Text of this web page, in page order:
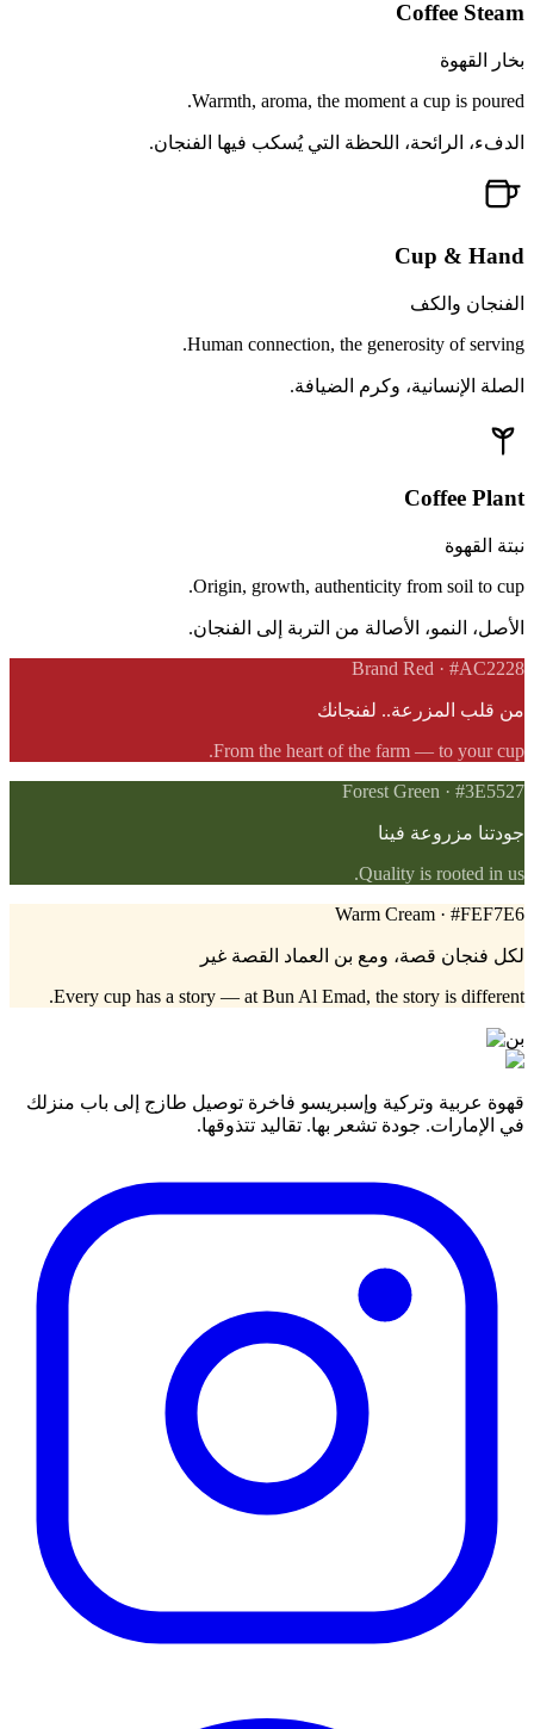
Coffee Steam
بخار القهوة
Warmth, aroma, the moment a cup is poured.
الدفء، الرائحة، اللحظة التي يُسكب فيها الفنجان.
Cup & Hand
الفنجان والكف
Human connection, the generosity of serving.
الصلة الإنسانية، وكرم الضيافة.
Coffee Plant
نبتة القهوة
Origin, growth, authenticity from soil to cup.
الأصل، النمو، الأصالة من التربة إلى الفنجان.
Brand Red · #AC2228
من قلب المزرعة.. لفنجانك
From the heart of the farm — to your cup.
Forest Green · #3E5527
جودتنا مزروعة فينا
Quality is rooted in us.
Warm Cream · #FEF7E6
لكل فنجان قصة، ومع بن العماد القصة غير
Every cup has a story — at Bun Al Emad, the story is different.
بن
قهوة عربية وتركية وإسبريسو فاخرة توصيل طازج إلى باب منزلك
في الإمارات. جودة تشعر بها. تقاليد تتذوقها.